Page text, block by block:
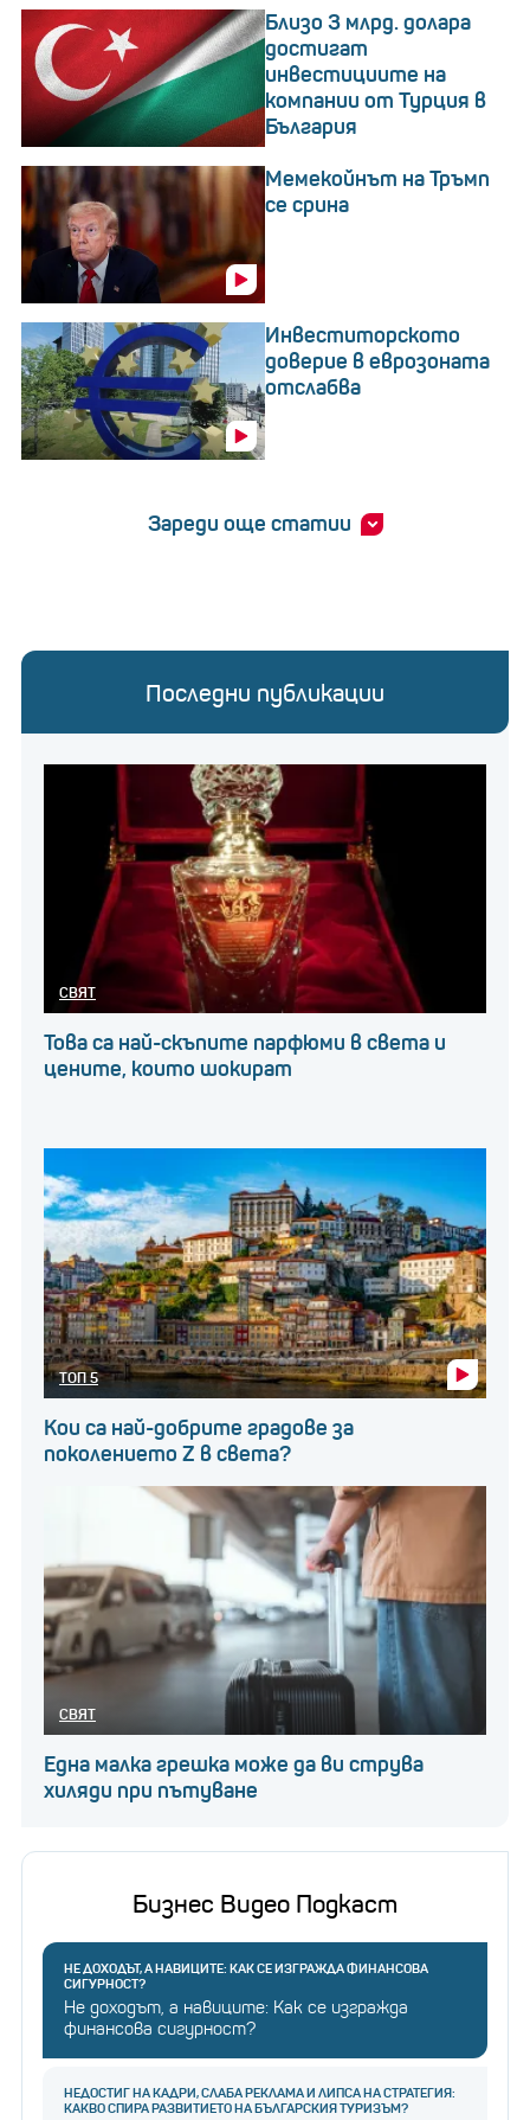
Близо 3 млрд. долара
достигат
инвестициите на
компании от Турция в
България
Мемекойнът на Тръмп
се срина
Инвеститорското
доверие в еврозоната
отслабва
Зареди още статии
Последни публикации
СВЯТ
Това са най-скъпите парфюми в света и
цените, които шокират
ТОП 5
Кои са най-добрите градове за
поколението Z в света?
СВЯТ
Една малка грешка може да ви струва
хиляди при пътуване
Бизнес Видео Подкаст
НЕ ДОХОДЪТ, А НАВИЦИТЕ: КАК СЕ ИЗГРАЖДА ФИНАНСОВА
СИГУРНОСТ?
Не доходът, а навиците: Как се изгражда
финансова сигурност?
НЕДОСТИГ НА КАДРИ, СЛАБА РЕКЛАМА И ЛИПСА НА СТРАТЕГИЯ:
КАКВО СПИРА РАЗВИТИЕТО НА БЪЛГАРСКИЯ ТУРИЗЪМ?